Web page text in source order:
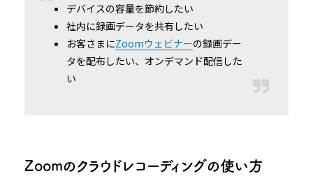
デバイスの容量を節約したい
社内に録画データを共有したい
お客さまにZoomウェビナーの録画デー
タを配布したい、オンデマンド配信した
い
Zoomのクラウドレコーディングの使い方